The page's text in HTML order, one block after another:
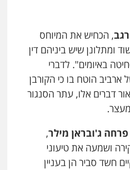
פלילי
שרון
קריטי
, הכחיש את המיוחס
ומתלונן שיש ביניהם דין
באיומים". לדברי
ארביב הוטח בו כי הקורבן
דברים אלו, עתר הסנגור
ג'ובראן מילר,
ושמעה את טיעוני
חשד סביר הן בעניין
אביטל
חמורה מעצרים וחקירות
בנדל
פשיעה חמורה פלילי